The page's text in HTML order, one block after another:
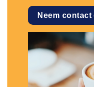
Neem contact